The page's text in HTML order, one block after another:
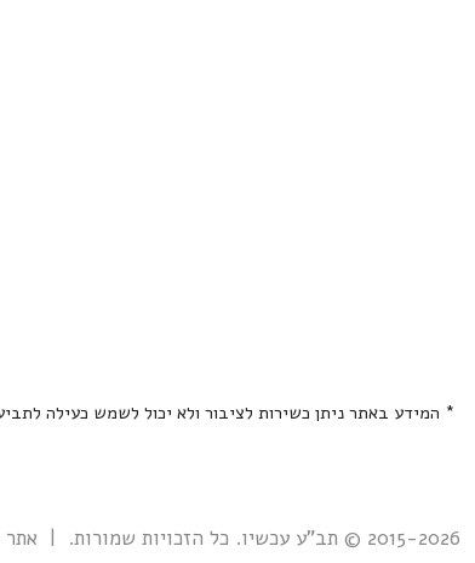
* המידע באתר ניתן כשירות לציבור ולא יכול לשמש כעילה
2015-2026 © תב"ע עכשיו. כל הזכויות שמורות. | אתר זה אינו קשור אל ואינו נתמך ע"י גוף ממשלתי כלשהו כולל רשות מקרקעי ישראל. |